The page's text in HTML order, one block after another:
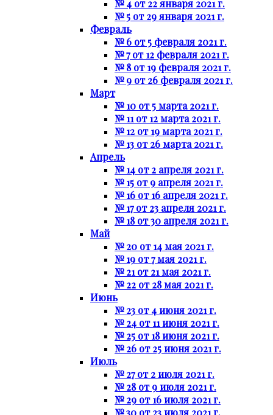
№ 4 от 22 января 2021 г.
№ 5 от 29 января 2021 г.
Февраль
№ 6 от 5 февраля 2021 г.
№ 7 от 12 февраля 2021 г.
№ 8 от 19 февраля 2021 г.
№ 9 от 26 февраля 2021 г.
Март
№ 10 от 5 марта 2021 г.
№ 11 от 12 марта 2021 г.
№ 12 от 19 марта 2021 г.
№ 13 от 26 марта 2021 г.
Апрель
№ 14 от 2 апреля 2021 г.
№ 15 от 9 апреля 2021 г.
№ 16 от 16 апреля 2021 г.
№ 17 от 23 апреля 2021 г.
№ 18 от 30 апреля 2021 г.
Май
№ 20 от 14 мая 2021 г.
№ 19 от 7 мая 2021 г.
№ 21 от 21 мая 2021 г.
№ 22 от 28 мая 2021 г.
Июнь
№ 23 от 4 июня 2021 г.
№ 24 от 11 июня 2021 г.
№ 25 от 18 июня 2021 г.
№ 26 от 25 июня 2021 г.
Июль
№ 27 от 2 июля 2021 г.
№ 28 от 9 июля 2021 г.
№ 29 от 16 июля 2021 г.
№ 30 от 23 июля 2021 г.